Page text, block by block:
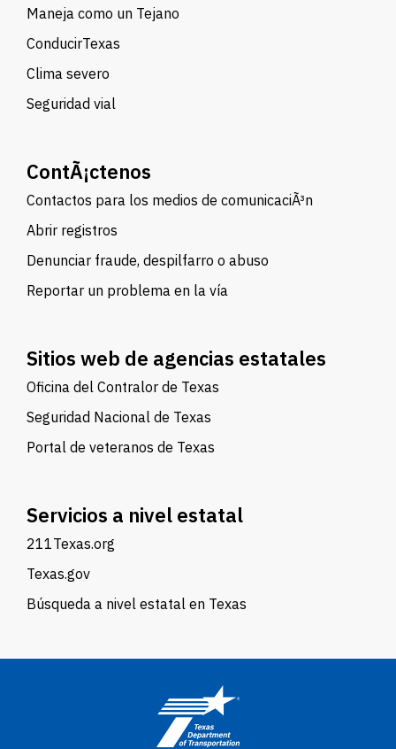
Maneja como un Tejano
ConducirTexas
Clima severo
Seguridad vial
ContÃ¡ctenos
Contactos para los medios de comunicaciÃ³n
Abrir registros
Denunciar fraude, despilfarro o abuso
Reportar un problema en la vía
Sitios web de agencias estatales
Oficina del Contralor de Texas
Seguridad Nacional de Texas
Portal de veteranos de Texas
Servicios a nivel estatal
211Texas.org
Texas.gov
Búsqueda a nivel estatal en Texas